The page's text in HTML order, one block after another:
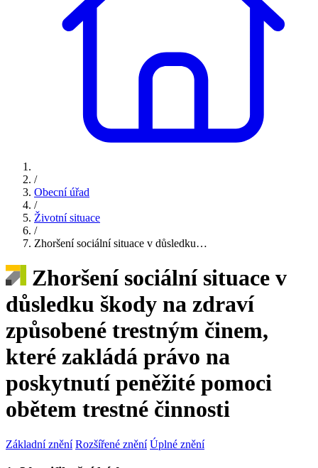
/
Obecní úřad
/
Životní situace
/
Zhoršení sociální situace v důsledku…
Zhoršení sociální situace v
důsledku škody na zdraví
způsobené trestným činem,
které zakládá právo na
poskytnutí peněžité pomoci
obětem trestné činnosti
Základní znění Rozšířené znění Úplné znění